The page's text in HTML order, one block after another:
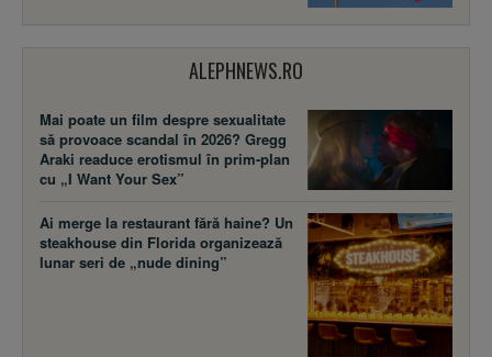
ALEPHNEWS.RO
Mai poate un film despre sexualitate
să provoace scandal în 2026? Gregg
Araki readuce erotismul în prim-plan
cu „I Want Your Sex”
Ai merge la restaurant fără haine? Un
steakhouse din Florida organizează
lunar seri de „nude dining”